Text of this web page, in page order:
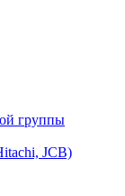
группы
JCB)